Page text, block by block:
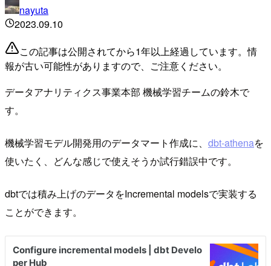
nayuta
2023.09.10
この記事は公開されてから1年以上経過しています。情
報が古い可能性がありますので、ご注意ください。
データアナリティクス事業本部 機械学習チームの鈴木で
す。
機械学習モデル開発用のデータマート作成に、 dbt-athenaを
使いたく、どんな感じで使えそうか試行錯誤中です。
dbtでは積み上げのデータをIncremental modelsで実装する
ことができます。